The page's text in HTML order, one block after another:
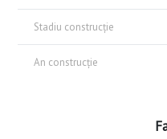
Stadiu construcție
An construcție